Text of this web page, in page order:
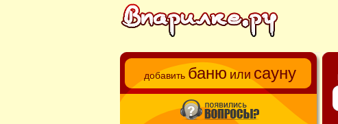
добавить баню или сауну